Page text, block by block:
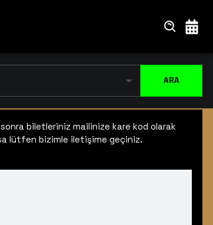
ARA
biletleriniz mailinize kare kod olarak
lütfen bizimle iletişime geçiniz.